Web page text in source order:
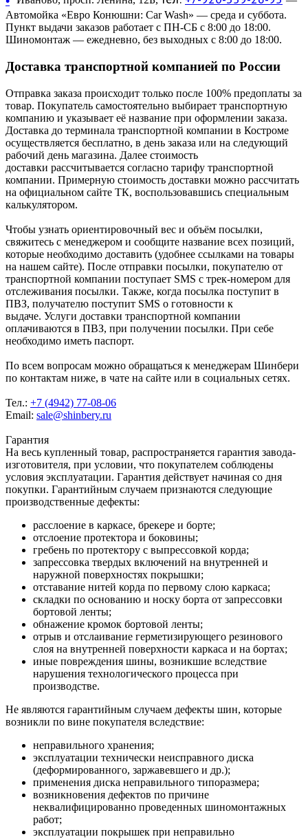
Автомойка «Евро Конюшни: Car Wash» — среда и суббота.
Пункт выдачи заказов работает с ПН-СБ с 8:00 до 18:00.
Шиномонтаж — ежедневно, без выходных с 8:00 до 18:00.
Доставка транспортной компанией по России
Отправка заказа происходит только после 100% предоплаты за
товар. Покупатель самостоятельно выбирает транспортную
компанию и указывает её название при оформлении заказа.
Доставка до терминала транспортной компании в Костроме
осуществляется бесплатно, в день заказа или на следующий
рабочий день магазина. Далее стоимость
доставки рассчитывается согласно тарифу транспортной
компании. Примерную стоимость доставки можно рассчитать
на официальном сайте ТК, воспользовавшись специальным
калькулятором.
Чтобы узнать ориентировочный вес и объём посылки,
свяжитесь с менеджером и сообщите название всех позиций,
которые необходимо доставить (удобнее ссылками на товары
на нашем сайте). После отправки посылки, покупателю от
транспортной компании поступает SMS с трек-номером для
отслеживания посылки. Также, когда посылка поступит в
ПВЗ, получателю поступит SMS о готовности к
выдаче. Услуги доставки транспортной компании
оплачиваются в ПВЗ, при получении посылки. При себе
необходимо иметь паспорт.
По всем вопросам можно обращаться к менеджерам Шинбери
по контактам ниже, в чате на сайте или в социальных сетях.
Тел.: +7 (4942) 77-08-06
Email: sale@shinbery.ru
Гарантия
На весь купленный товар, распространяется гарантия завода-
изготовителя, при условии, что покупателем соблюдены
условия эксплуатации. Гарантия действует начиная со дня
покупки. Гарантийным случаем признаются следующие
производственные дефекты:
расслоение в каркасе, брекере и борте;
отслоение протектора и боковины;
гребень по протектору с выпрессовкой корда;
запрессовка твердых включений на внутренней и
наружной поверхностях покрышки;
отставание нитей корда по первому слою каркаса;
складки по основанию и носку борта от запрессовки
бортовой ленты;
обнажение кромок бортовой ленты;
отрыв и отслаивание герметизирующего резинового
слоя на внутренней поверхности каркаса и на бортах;
иные повреждения шины, возникшие вследствие
нарушения технологического процесса при
производстве.
Не являются гарантийным случаем дефекты шин, которые
возникли по вине покупателя вследствие:
неправильного хранения;
эксплуатации технически неисправного диска
(деформированного, заржавевшего и др.);
применения диска неправильного типоразмера;
возникновения дефектов по причине
неквалифицированно проведенных шиномонтажных
работ;
эксплуатации покрышек при неправильно